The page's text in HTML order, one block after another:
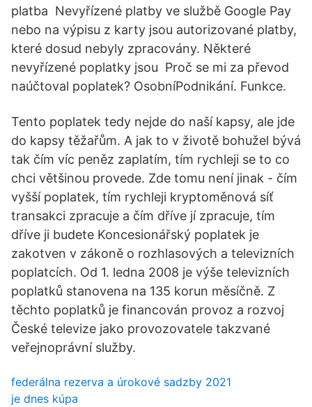
platba Nevyřízené platby ve službě Google Pay
nebo na výpisu z karty jsou autorizované platby,
které dosud nebyly zpracovány. Některé
nevyřízené poplatky jsou Proč se mi za převod
naúčtoval poplatek? OsobníPodnikání. Funkce.
Tento poplatek tedy nejde do naší kapsy, ale jde
do kapsy těžařům. A jak to v životě bohužel bývá
tak čím víc peněz zaplatím, tím rychleji se to co
chci většinou provede. Zde tomu není jinak - čím
vyšší poplatek, tím rychleji kryptoměnová síť
transakci zpracuje a čím dříve jí zpracuje, tím
dříve ji budete Koncesionářský poplatek je
zakotven v zákoně o rozhlasových a televizních
poplatcích. Od 1. ledna 2008 je výše televizních
poplatků stanovena na 135 korun měsíčně. Z
těchto poplatků je financován provoz a rozvoj
České televize jako provozovatele takzvané
veřejnoprávní služby.
federálna rezerva a úrokové sadzby 2021
je dnes kúpa